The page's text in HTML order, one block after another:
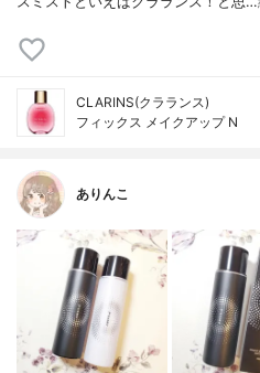
CLARINS(クラランス)
フィックス メイクアップ N
ありんこ